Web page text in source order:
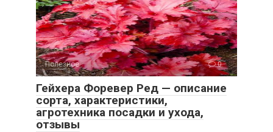
Полезное 0
Гейхера Форевер Ред — описание
сорта, характеристики,
агротехника посадки и ухода,
отзывы